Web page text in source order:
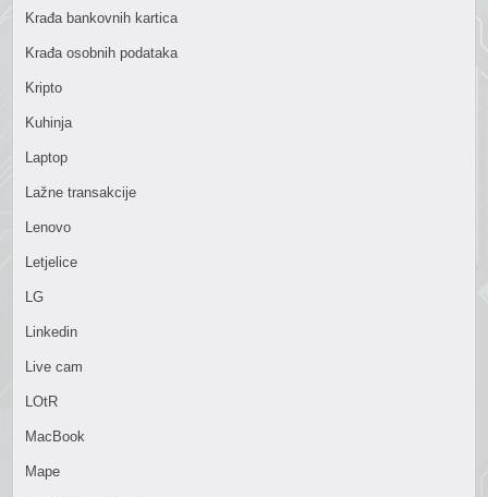
Krađa bankovnih kartica
Krađa osobnih podataka
Kripto
Kuhinja
Laptop
Lažne transakcije
Lenovo
Letjelice
LG
Linkedin
Live cam
LOtR
MacBook
Mape